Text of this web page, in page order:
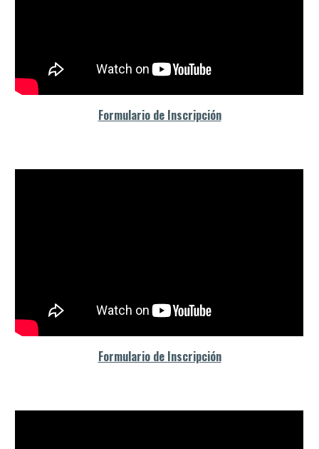
Formulario de Inscripción
Formulario de Inscripción